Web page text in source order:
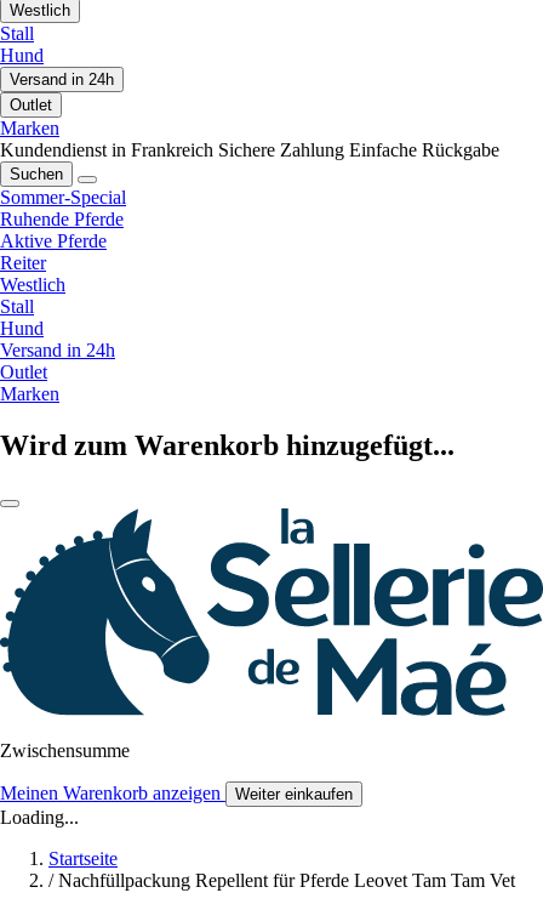
Westlich
Stall
Hund
Versand in 24h
Outlet
Marken
Kundendienst in Frankreich Sichere Zahlung Einfache Rückgabe
Suchen
Sommer-Special
Ruhende Pferde
Aktive Pferde
Reiter
Westlich
Stall
Hund
Versand in 24h
Outlet
Marken
Wird zum Warenkorb hinzugefügt...
Zwischensumme
Meinen Warenkorb anzeigen Weiter einkaufen
Loading...
Startseite
/ Nachfüllpackung Repellent für Pferde Leovet Tam Tam Vet